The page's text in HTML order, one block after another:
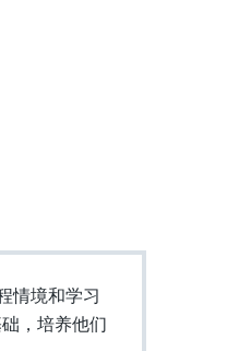
情境和学习
，培养他们